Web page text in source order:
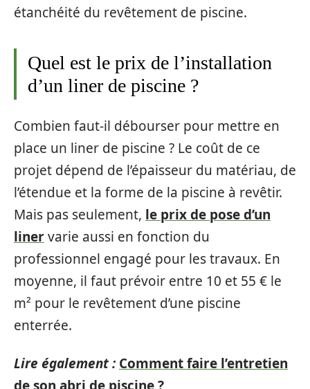
étanchéité du revêtement de piscine.
Quel est le prix de l’installation
d’un liner de piscine ?
Combien faut-il débourser pour mettre en
place un liner de piscine ? Le coût de ce
projet dépend de l’épaisseur du matériau, de
l’étendue et la forme de la piscine à revêtir.
Mais pas seulement, le prix de pose d’un
linervarie aussi en fonction du
professionnel engagé pour les travaux. En
moyenne, il faut prévoir entre 10 et 55 € le
m² pour le revêtement d’une piscine
enterrée.
Lire également : Comment faire l’entretien
de son abri de piscine ?